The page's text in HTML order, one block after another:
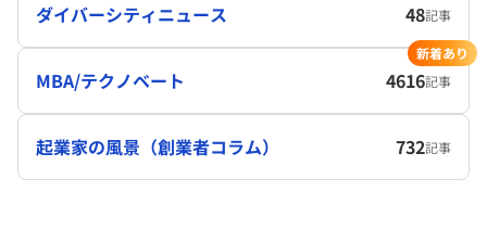
ダイバーシティニュース 48記事
MBA/テクノベート 4616記事
新着あり
起業家の風景（創業者コラム） 732記事